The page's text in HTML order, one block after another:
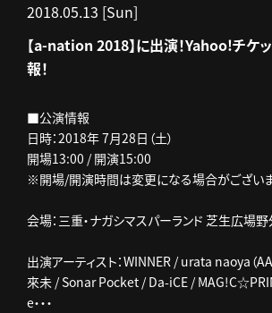
2018.05.13 [Sun]
【a-nation 2018】に出演！Yahoo!チケ
報！
■公演情報
日時：2018年 7月28日（土）
開場13:00 / 開演15:00
※開場/開演時間は変更になる場合がございま
会場：三重・ナガシマスパーランド 芝生広場
出演アーティスト：WINNER / urata naoya（
來未 / Sonar Pocket / Da-iCE /
e・・・